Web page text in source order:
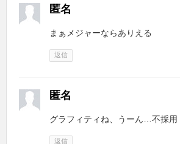
匿名
まぁメジャーならありえる
返信
匿名
グラフィティね、うーん…不採用
返信